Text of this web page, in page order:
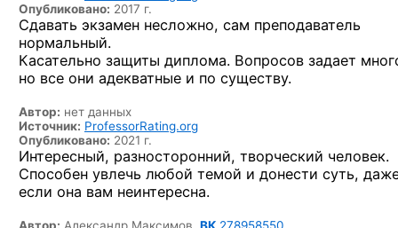
Опубликовано: 2017 г.
Сдавать экзамен несложно, сам преподаватель
нормальный.
Касательно защиты диплома. Вопросов задает
но все они адекватные и по существу.
Автор: нет данных
Источник: ProfessorRating.org
Опубликовано: 2021 г.
Интересный, разносторонний, творческий человек.
Способен увлечь любой темой и донести суть,
если она вам неинтересна.